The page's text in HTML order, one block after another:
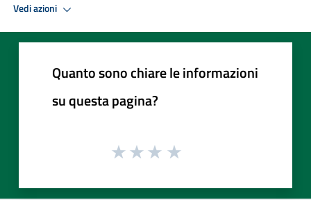
Vedi azioni
Quanto sono chiare le informazioni
su questa pagina?